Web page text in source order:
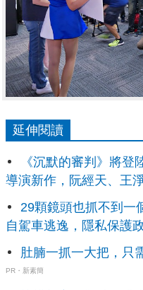
延伸閱讀
《沉默的審判》將登
導演新作，阮經天、王
29顆鏡頭也抓不到一
自駕車逃逸，隱私保護
肚腩一抓一大把，只
PR・新素簡